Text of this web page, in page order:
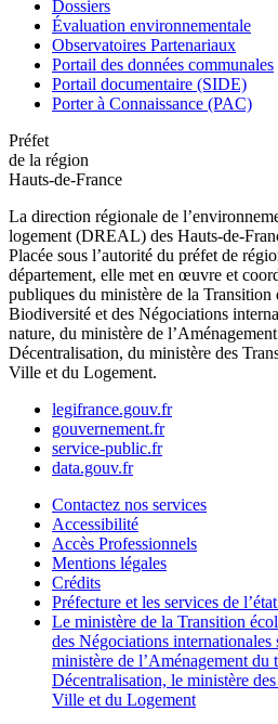
Dossiers
Évaluation environnementale
Observatoires Partenariaux
Portail des données communales
Portail documentaire (SIDE)
Porter à Connaissance (PAC)
Préfet
de la région
Hauts-de-France
La direction régionale de
logement (DREAL) des Hauts-de-
Placée sous l’autorité du préfet de
département, elle met en œuvre et
publiques du ministère de la Transition
Biodiversité et des Négociations
nature, du ministère de
Décentralisation, du ministère des
Ville et du Logement.
legifrance.gouv.fr
gouvernement.fr
service-public.fr
data.gouv.fr
Contactez nos services
Accessibilité
Accès Professionnels
Mentions légales
Crédits
Préfecture et les services de
Le ministère de la Transition
des Négociations
ministère de l’Aménagement du
Décentralisation, le ministère
Ville et du Logement